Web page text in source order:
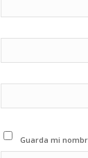
Guarda mi